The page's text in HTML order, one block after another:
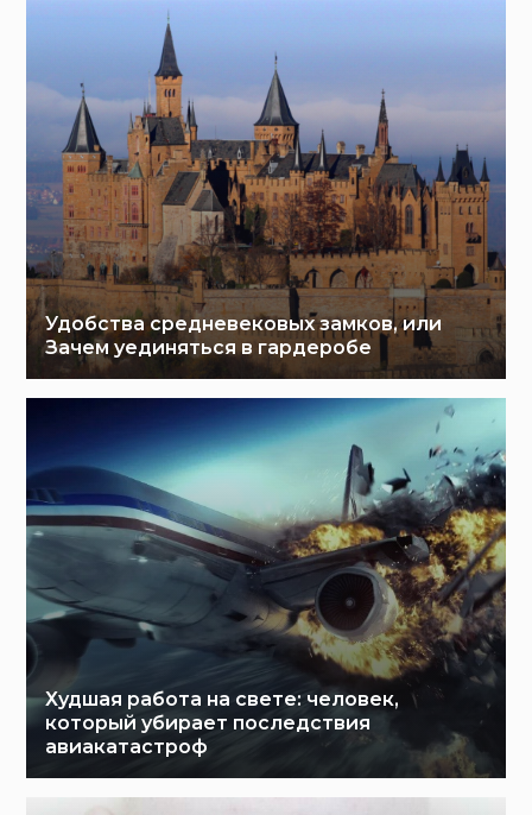
Удобства средневековых замков, или
Зачем уединяться в гардеробе
Худшая работа на свете: человек,
который убирает последствия
авиакатастроф